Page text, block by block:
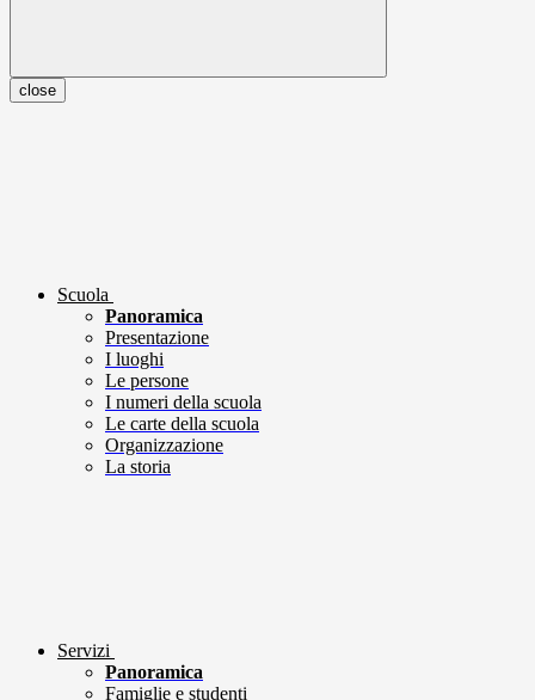
close
Scuola
Panoramica
Presentazione
I luoghi
Le persone
I numeri della scuola
Le carte della scuola
Organizzazione
La storia
Servizi
Panoramica
Famiglie e studenti